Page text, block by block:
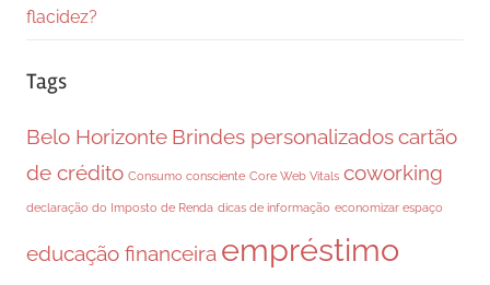
flacidez?
Tags
Belo Horizonte Brindes personalizadoscartão
de crédito Consumo consciente Core Web Vitals coworking
declaração do Imposto de Renda dicas de informação economizar espaço
educação financeira empréstimo